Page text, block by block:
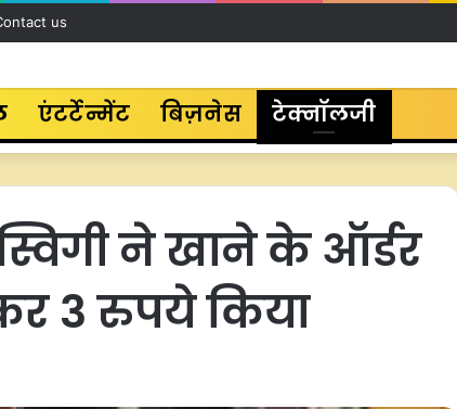
us
एंटर्टेन्मेंट बिज़नेस टेक्नॉलजी
ने खाने के ऑर्डर
3 रुपये किया